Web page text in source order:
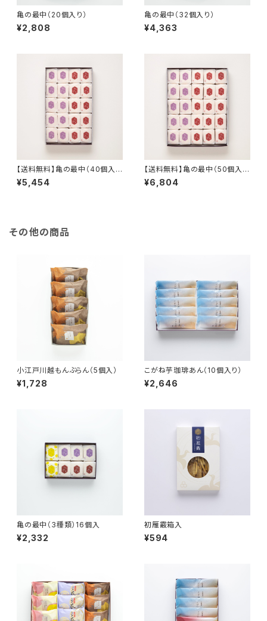
亀の最中（20個入り）
¥2,808
亀の最中（32個入り）
¥4,363
【送料無料】亀の最中（40個入
り）
¥5,454
【送料無料】亀の最中（50個入
り）
¥6,804
その他の商品
小江戸川越もんぶらん（5個入）
¥1,728
こがね芋珈琲あん（10個入り）
¥2,646
亀の最中（3種類）16個入
¥2,332
初雁霰箱入
¥594